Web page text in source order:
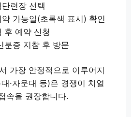
련장 선택
가능일(초록색 표시) 확인
후 예약 신청
분증 지참 후 방문
가장 안정적으로 이루어지
·자운대 등)은 경쟁이 치열
속을 권장합니다.